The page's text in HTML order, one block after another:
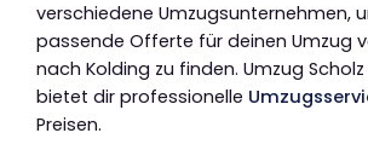
verschiedene Umzugsunternehmen,
passende Offerte für deinen Umzug
nach Kolding zu finden. Umzug
bietet dir professionelle
Preisen.